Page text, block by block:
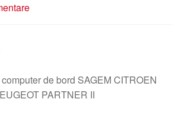
de bord SAGEM CITROEN
PARTNER II